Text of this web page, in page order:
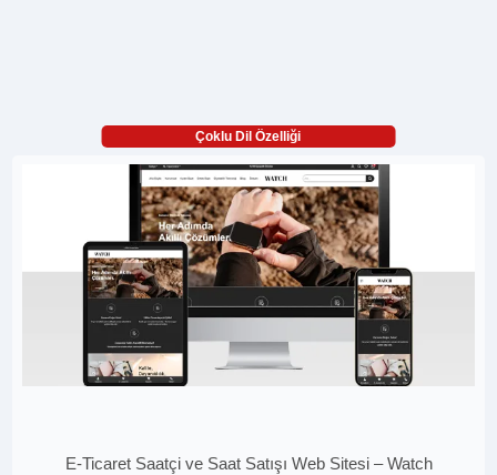
Çoklu Dil Özelliği
E-Ticaret Saatçi ve Saat Satışı Web Sitesi – Watch